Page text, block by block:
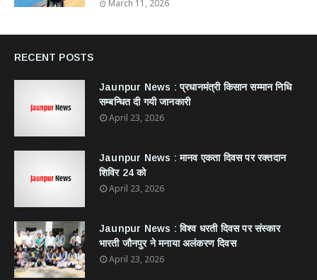
March 11, 2026
RECENT POSTS
Jaunpur News : ​प्रधानमंत्री किसान सम्मान निधि
सम्बन्धित दी गयी जानकारी
April 23, 2026
Jaunpur News : ​मानव एकता दिवस पर रक्तदान
शिविर 24 को
April 23, 2026
Jaunpur News : विश्व धरती दिवस पर संस्कार
भारती जौनपुर ने मनाया अलंकरण दिवस
April 23, 2026